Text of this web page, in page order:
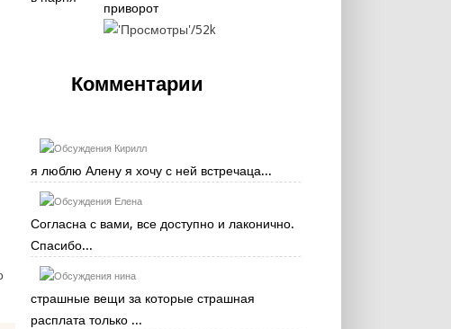
приворот
52k
Комментарии
Кирилл
я люблю Алену я хочу с ней встречаца...
Елена
Согласна с вами, все доступно и лаконично.
Спасибо...
нина
страшные вещи за которые страшная
расплата только ...